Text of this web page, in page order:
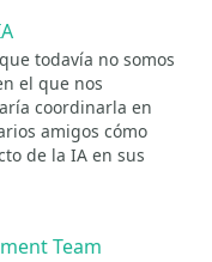
todavía no somos
el que nos
coordinarla en
amigos cómo
de la IA en sus
Team